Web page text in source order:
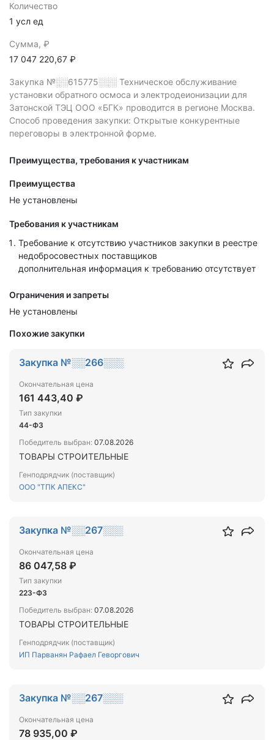
Количество
1 усл ед
Сумма, ₽
17 047 220,67 ₽
Закупка №░░615775░░░ Техническое обслуживание
установки обратного осмоса и электродеионизации для
Затонской ТЭЦ ООО «БГК» проводится в регионе Москва.
Способ проведения закупки: Открытые конкурентные
переговоры в электронной форме.
Преимущества, требования к участникам
Преимущества
Не установлены
Требования к участникам
Требование к отсутствию участников закупки в реестре
недобросовестных поставщиков
дополнительная информация к требованию отсутствует
Ограничения и запреты
Не установлены
Похожие закупки
Закупка №░░266░░░
Окончательная цена
161 443,40 ₽
Тип закупки
44-ФЗ
Победитель выбран: 07.08.2026
ТОВАРЫ СТРОИТЕЛЬНЫЕ
Генподрядчик (поставщик)
ООО "ТПК АПЕКС"
Закупка №░░267░░░
Окончательная цена
86 047,58 ₽
Тип закупки
223-ФЗ
Победитель выбран: 07.08.2026
ТОВАРЫ СТРОИТЕЛЬНЫЕ
Генподрядчик (поставщик)
ИП Парванян Рафаел Геворгович
Закупка №░░267░░░
Окончательная цена
78 935,00 ₽